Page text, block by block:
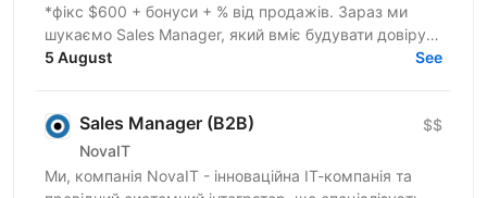
*фікс $600 + бонуси + % від продажів. Зараз ми
шукаємо Sales Manager, який вміє будувати довіру,
розуміє потреби клієнта та вміє продавати дорогі
5 August See
Sales Manager (B2B)
NovaIT
$$
Ми, компанія NovaIT - інноваційна ІТ-компанія та